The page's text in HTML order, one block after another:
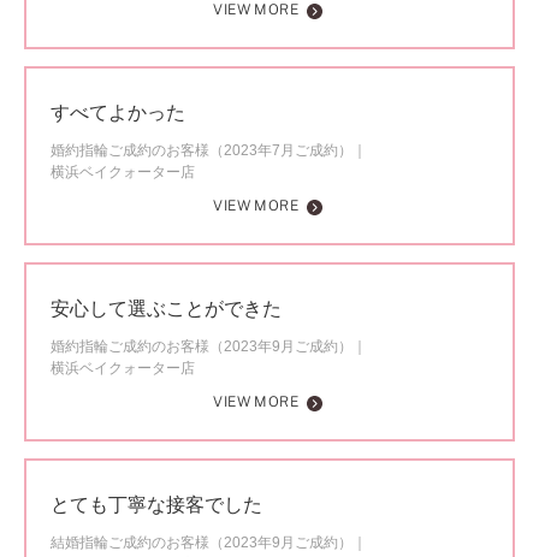
VIEW MORE
すべてよかった
婚約指輪ご成約のお客様（2023年7月ご成約）
横浜ベイクォーター店
VIEW MORE
安心して選ぶことができた
婚約指輪ご成約のお客様（2023年9月ご成約）
横浜ベイクォーター店
VIEW MORE
とても丁寧な接客でした
結婚指輪ご成約のお客様（2023年9月ご成約）